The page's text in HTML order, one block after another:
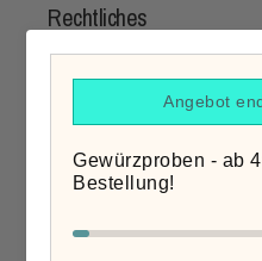
Rechtliches
Informationen
Wir sind für dich da!
Angebot
Gewürzproben - ab
Bestellung!